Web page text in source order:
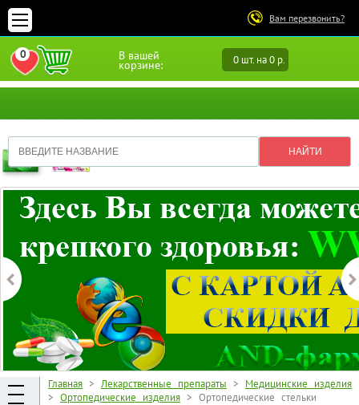
Вам перезвонить?
В вашей
корзине: 0 шт. на 0 р.
0
ПЕРЕЙТИ В ИЗБРАННОЕ
Главная > Лекарственные препараты > Медицинские изделия
> Ортопедические изделия > Ортопедические стельки